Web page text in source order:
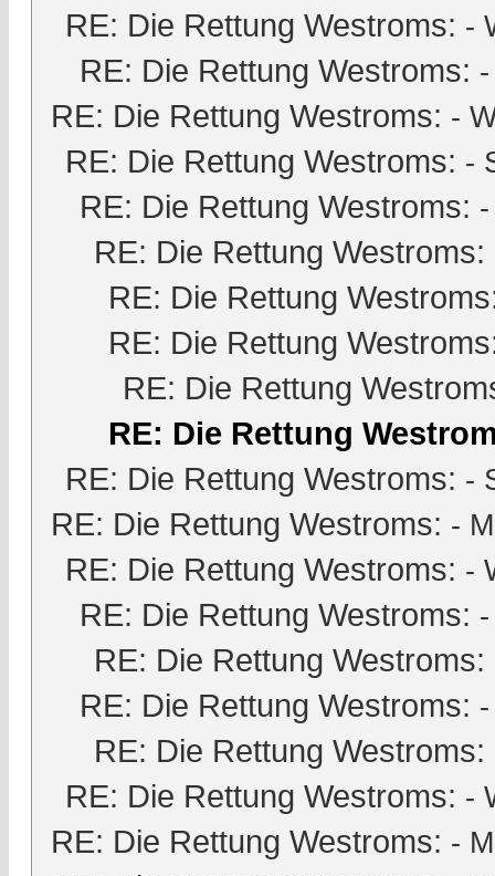
RE: Die Rettung Westroms: -
RE: Die Rettung Westroms:
RE: Die Rettung Westroms: -
RE: Die Rettung Westroms: -
RE: Die Rettung Westroms:
RE: Die Rettung Westroms:
RE: Die Rettung
RE: Die Rettung
RE: Die Rettung
RE: Die Rettung
RE: Die Rettung Westroms: -
RE: Die Rettung Westroms: -
RE: Die Rettung Westroms: -
RE: Die Rettung Westroms:
RE: Die Rettung Westroms:
RE: Die Rettung Westroms:
RE: Die Rettung Westroms:
RE: Die Rettung Westroms: -
RE: Die Rettung Westroms: -